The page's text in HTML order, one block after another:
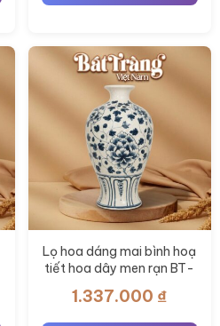
Lọ hoa dáng mai bình hoạ
tiết hoa dây men rạn BT-
1.337.000 ₫